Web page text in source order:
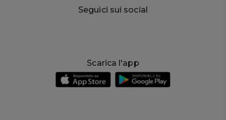
Seguici sui social
Scarica l'app